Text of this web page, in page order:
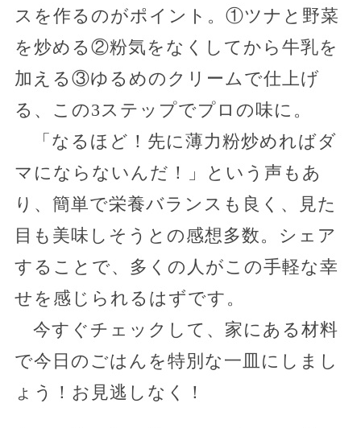
スを作るのがポイント。①ツナと野菜
を炒める②粉気をなくしてから牛乳を
加える③ゆるめのクリームで仕上げ
る、この3ステップでプロの味に。
「なるほど！先に薄力粉炒めればダ
マにならないんだ！」という声もあ
り、簡単で栄養バランスも良く、見た
目も美味しそうとの感想多数。シェア
することで、多くの人がこの手軽な幸
せを感じられるはずです。
今すぐチェックして、家にある材料
で今日のごはんを特別な一皿にしまし
ょう！お見逃しなく！